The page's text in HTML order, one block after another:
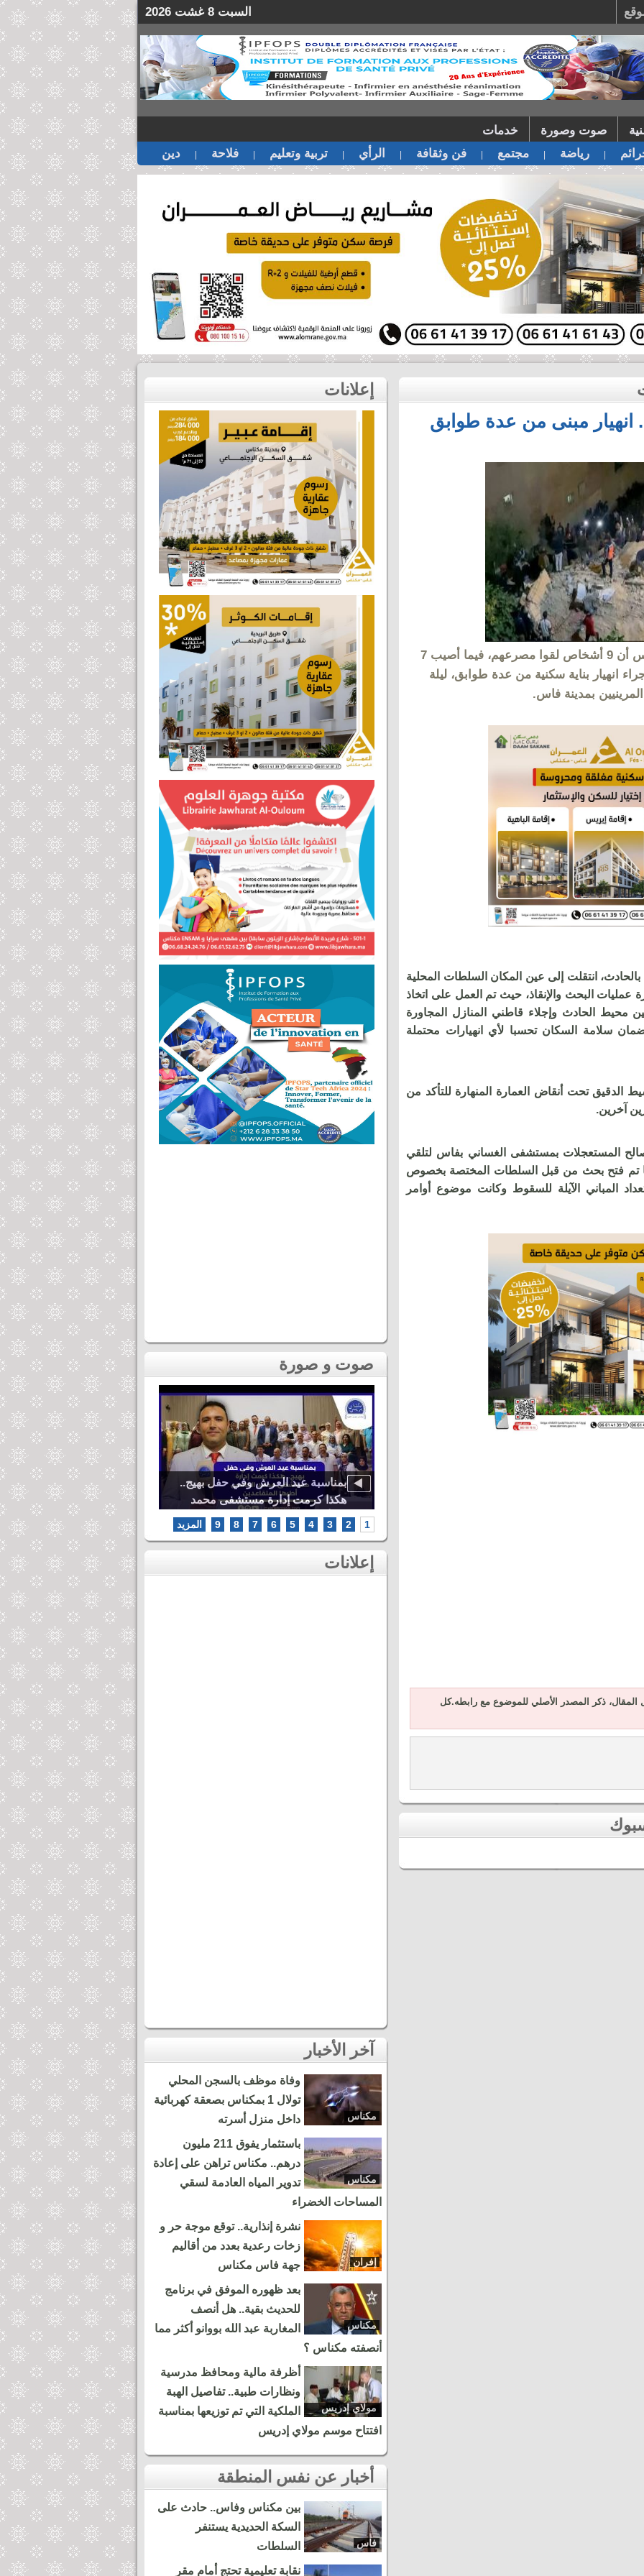
السبت 8 غشت 2026
رياضة مجتمع فن وثقافة الرأي تربية وتعليم فلاحة دين
صوت وصورة خدمات
انهيار مبنى من عدة طوابق
أفادت السلطات المحلية بعمالة فاس أن 9 أشخاص لقوا مصرعهم، فيما أصيب 7
انهيار بناية سكنية من عدة طوابق، ليلة
بمدينة فاس.
انتقلت إلى عين المكان السلطات المحلية
عمليات البحث والإنقاذ، حيث تم العمل على اتخاذ
محيط الحادث وإجلاء قاطني المنازل المجاورة
سلامة السكان تحسبا لأي انهيارات محتملة
الدقيق تحت أنقاض العمارة المنهارة للتأكد من
آخرين.
المستعجلات بمستشفى الغساني بفاس لتلقي
تم فتح بحث من قبل السلطات المختصة بخصوص
المباني الآيلة للسقوط وكانت موضوع أوامر
ذكر المصدر الأصلي للموضوع مع رابطه.كل
بمناسبة عيد العرش وفي حفل بهيج..
هكذا كرمت إدارة مستشفى محمد
الخامس أطرها المتقاعدين
1
2
3
4
5
6
7
8
9 المزيد
مكناس
وفاة موظف بالسجن المحلي
تولال 1 بمكناس بصعقة كهربائية
داخل منزل أسرته
مكناس
باستثمار يفوق 211 مليون
درهم.. مكناس تراهن على إعادة
تدوير المياه العادمة لسقي
المساحات الخضراء
إفران
نشرة إنذارية.. توقع موجة حر و
زخات رعدية بعدد من أقاليم
جهة فاس مكناس
مكناس
بعد ظهوره الموفق في برنامج
للحديث بقية.. هل أنصف
المغاربة عبد الله بووانو أكثر مما
أنصفته مكناس ؟
مولاي إدريس
زرهون
أظرفة مالية ومحافظ مدرسية
ونظارات طبية.. تفاصيل الهبة
الملكية التي تم توزيعها بمناسبة
افتتاح موسم مولاي إدريس
فاس
بين مكناس وفاس.. حادث على
السكة الحديدية يستنفر
السلطات
نقابة تعليمية تحتج أمام مقر